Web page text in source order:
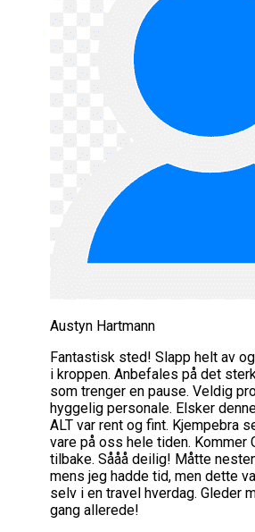
Austyn Hartmann
Fantastisk sted! Slapp helt av
i kroppen. Anbefales på det
som trenger en pause. Veldig
hyggelig personale. Elsker
ALT var rent og fint. Kjempebra
vare på oss hele tiden. Kommer
tilbake. Sååå deilig! Måtte
mens jeg hadde tid, men dette
selv i en travel hverdag. Gleder
gang allerede!